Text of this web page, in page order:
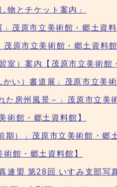
物とチケット案内」
」茂原市立美術館・郷土資
原市立美術館・郷土資料
室）案内【茂原市立美術館
かい）書道展」茂原市立
た房州風景－」茂原市立
術館・郷土資料館】
期）」茂原市立美術館・
館・郷土資料館】
連盟 第28回 いすみ支部